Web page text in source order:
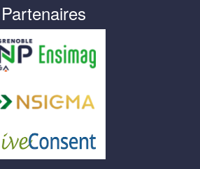
Partenaires